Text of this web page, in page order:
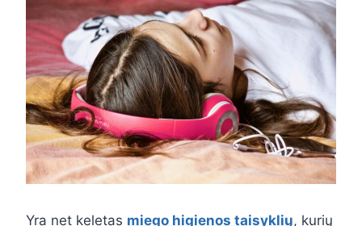
Yra net keletas miego higienos taisyklių, kurių